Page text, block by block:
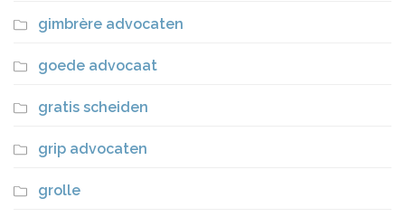
gimbrère advocaten
goede advocaat
gratis scheiden
grip advocaten
grolle